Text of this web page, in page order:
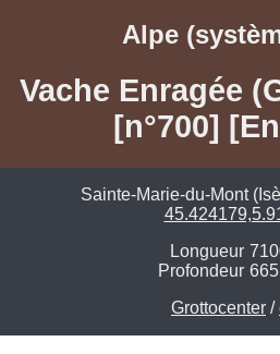
Alpe
Vache Enragée
[n°700]
Sainte-Marie-du-Mont
Longueur
Profondeur
Grottocenter /